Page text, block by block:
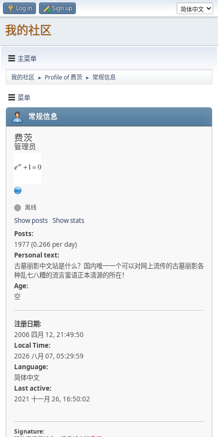
Log in Sign up
我的社区
主菜单
我的社区 ► Profile of 费茨 ► 常规信息
菜单
常规信息
费茨
管理员
离线
Show posts Show stats
Posts:
1977 (0.266 per day)
Personal text:
古墓丽影中文站是什么？国内唯一一个可以对网上流传的古墓丽影各
种乱七八糟的流言蜚语正本清源的所在！
Age:
空
注册日期:
2006 四月 12, 21:49:50
Local Time:
2026 八月 07, 05:29:59
Language:
简体中文
Last active:
2021 十一月 26, 16:50:02
Signature: